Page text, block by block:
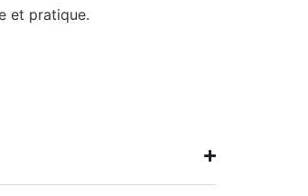
et pratique.